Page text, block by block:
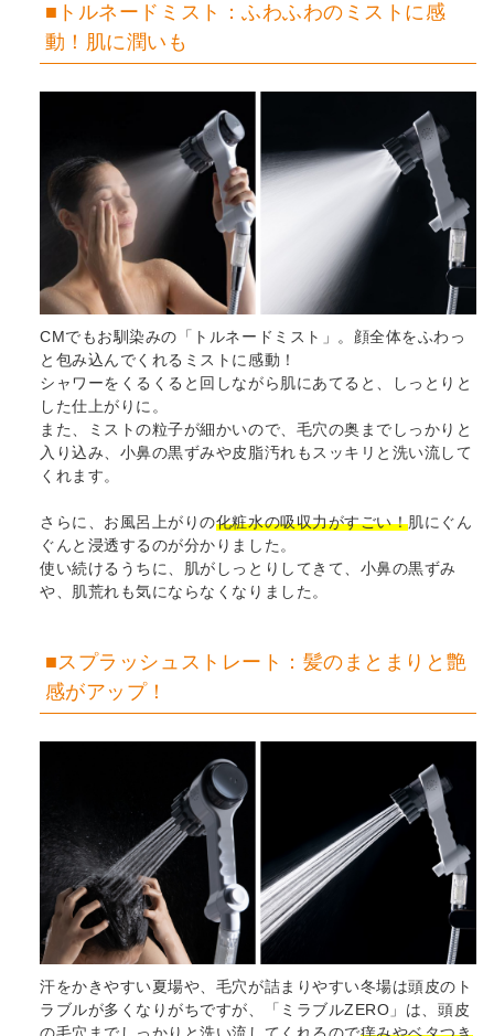
■トルネードミスト：ふわふわのミストに感
動！肌に潤いも
CMでもお馴染みの「トルネードミスト」。顔全体をふわっ
と包み込んでくれるミストに感動！
シャワーをくるくると回しながら肌にあてると、しっとりと
した仕上がりに。
また、ミストの粒子が細かいので、毛穴の奥までしっかりと
入り込み、小鼻の黒ずみや皮脂汚れもスッキリと洗い流して
くれます。
さらに、お風呂上がりの化粧水の吸収力がすごい！肌にぐん
ぐんと浸透するのが分かりました。
使い続けるうちに、肌がしっとりしてきて、小鼻の黒ずみ
や、肌荒れも気にならなくなりました。
■スプラッシュストレート：髪のまとまりと艶
感がアップ！
汗をかきやすい夏場や、毛穴が詰まりやすい冬場は頭皮のト
ラブルが多くなりがちですが、「ミラブルZERO」は、頭皮
の毛穴までしっかりと洗い流してくれるので痒みやベタつき